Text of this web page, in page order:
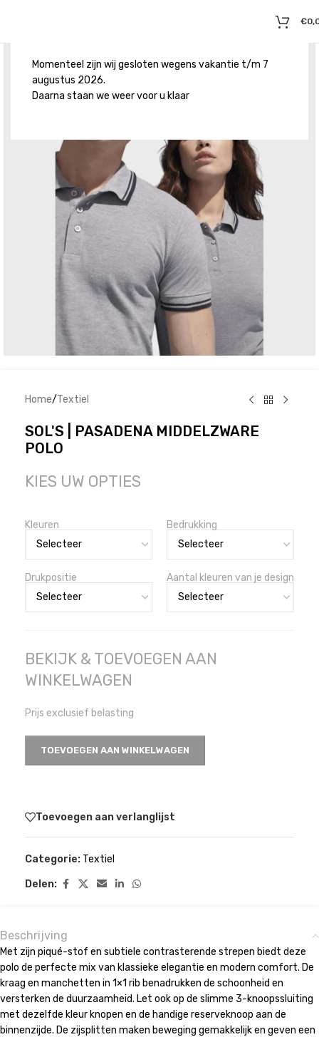
Momenteel zijn wij gesloten wegens vakantie t/m 7
augustus 2026.
Daarna staan we weer voor u klaar
€
Home/Textiel
SOL'S | PASADENA MIDDELZWARE
POLO
KIES UW OPTIES
Kleuren Bedrukking
Drukpositie Aantal kleuren van je design
BEKIJK & TOEVOEGEN AAN
WINKELWAGEN
Prijs exclusief belasting
TOEVOEGEN AAN WINKELWAGEN
Toevoegen aan verlanglijst
Categorie: Textiel
Delen:
Beschrijving
Met zijn piqué-stof en subtiele contrasterende strepen biedt deze
polo de perfecte mix van klassieke elegantie en modern comfort. De
kraag en manchetten in 1×1 rib benadrukken de schoonheid en
versterken de duurzaamheid. Let ook op de slimme 3-knoopssluiting
met dezelfde kleur knopen en de handige reserveknoop aan de
binnenzijde. De zijsplitten maken beweging gemakkelijk en geven een